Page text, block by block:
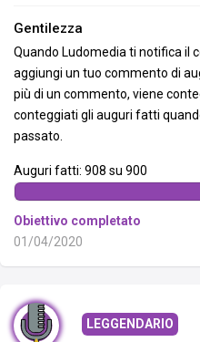
Gentilezza
Quando Ludomedia ti notifica il
aggiungi un tuo commento di
più di un commento, viene
conteggiati gli auguri fatti
passato.
Auguri fatti: 908 su 900
Obiettivo completato
01/04/2020
LEGGENDARIO